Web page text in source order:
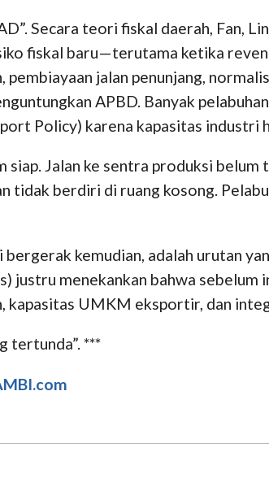
Secara teori fiskal daerah, Fan,
fiskal baru—terutama ketika
jalan penunjang,
APBD. Banyak
Policy) karena kapasitas industri
Jalan ke sentra produksi
berdiri di ruang kosong.
kemudian, adalah urutan
justru menekankan bahwa
kapasitas UMKM eksportir, dan
tertunda”. ***